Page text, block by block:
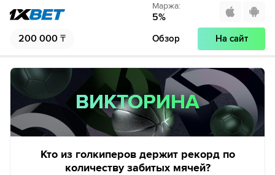
200 000 ₸
Маржа:
5%
Обзор На сайт
ВИКТОРИНА
ВИКТОРИНА
Кто из голкиперов держит рекорд по
количеству забитых мячей?